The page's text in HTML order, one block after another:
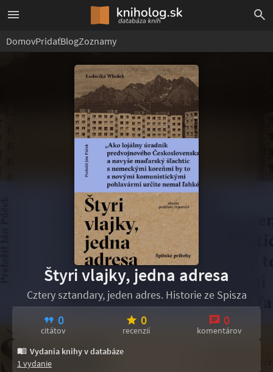
DomovPridaťBlogZoznamy
Štyri vlajky, jedna adresa
Cztery sztandary, jeden adres. Historie ze Spisza
0
citátov
0
recenzií
0
komentárov
Vydania knihy v databáze
1 vydanie